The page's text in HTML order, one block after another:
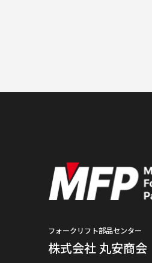
フォークリフト部品センター
株式会社 丸安商会